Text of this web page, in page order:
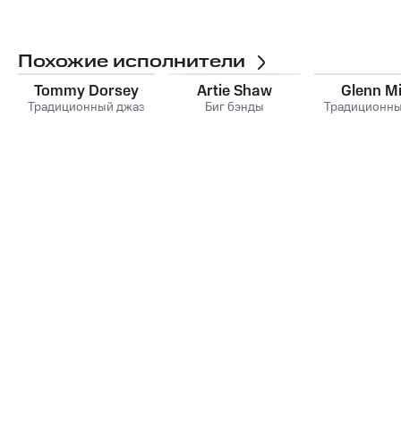
Похожие исполнители
Tommy Dorsey
Традиционный джаз
Artie Shaw
Биг бэнды
Glenn